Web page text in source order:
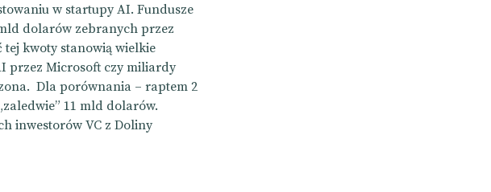
w startupy AI. Fundusze
dolarów zebranych przez
tej kwoty stanowią wielkie
przez Microsoft czy miliardy
Dla porównania – raptem 2
11 mld dolarów.
inwestorów VC z Doliny